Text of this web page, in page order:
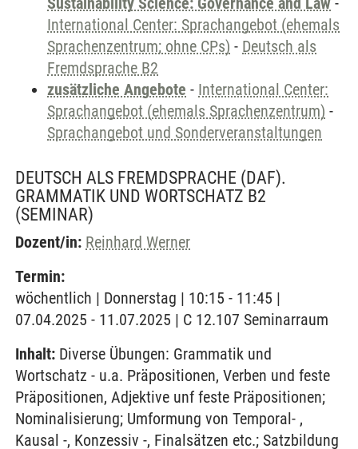
International Center: Sprachangebot (ehemals
Sprachenzentrum; ohne CPs) - Deutsch als
Fremdsprache B2
zusätzliche Angebote - International Center:
Sprachangebot (ehemals Sprachenzentrum) -
Sprachangebot und Sonderveranstaltungen
DEUTSCH ALS FREMDSPRACHE (DAF).
GRAMMATIK UND WORTSCHATZ B2
(SEMINAR)
Dozent/in: Reinhard Werner
Termin:
wöchentlich | Donnerstag | 10:15 - 11:45 |
07.04.2025 - 11.07.2025 | C 12.107 Seminarraum
Inhalt: Diverse Übungen: Grammatik und
Wortschatz - u.a. Präpositionen, Verben und feste
Präpositionen, Adjektive unf feste Präpositionen;
Nominalisierung; Umformung von Temporal- ,
Kausal -, Konzessiv -, Finalsätzen etc.; Satzbildung